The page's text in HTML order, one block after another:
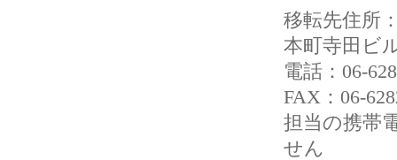
移転先住所
本町寺田ビ
電話：06-
FAX：06-
担当の携帯
せん